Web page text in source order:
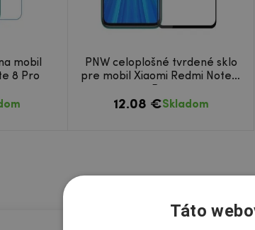
mobil
8 Pro
PNW celoplošné tvrdené sklo
pre mobil Xiaomi Redmi Note 8
12.08 €Skladom
Táto